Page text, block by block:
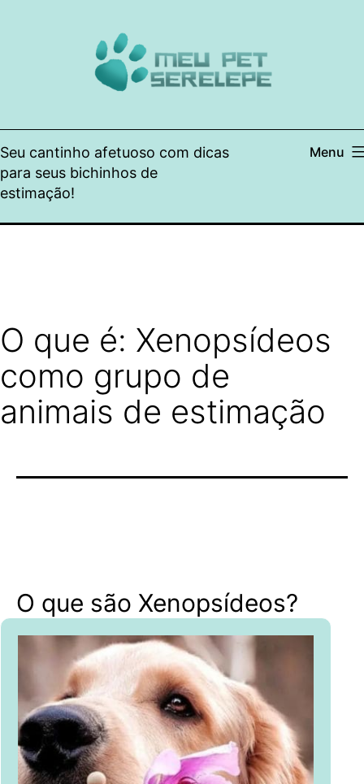
Seu cantinho afetuoso com dicas
para seus bichinhos de
estimação!
Menu
O que é: Xenopsídeos
como grupo de
animais de estimação
O que são Xenopsídeos?